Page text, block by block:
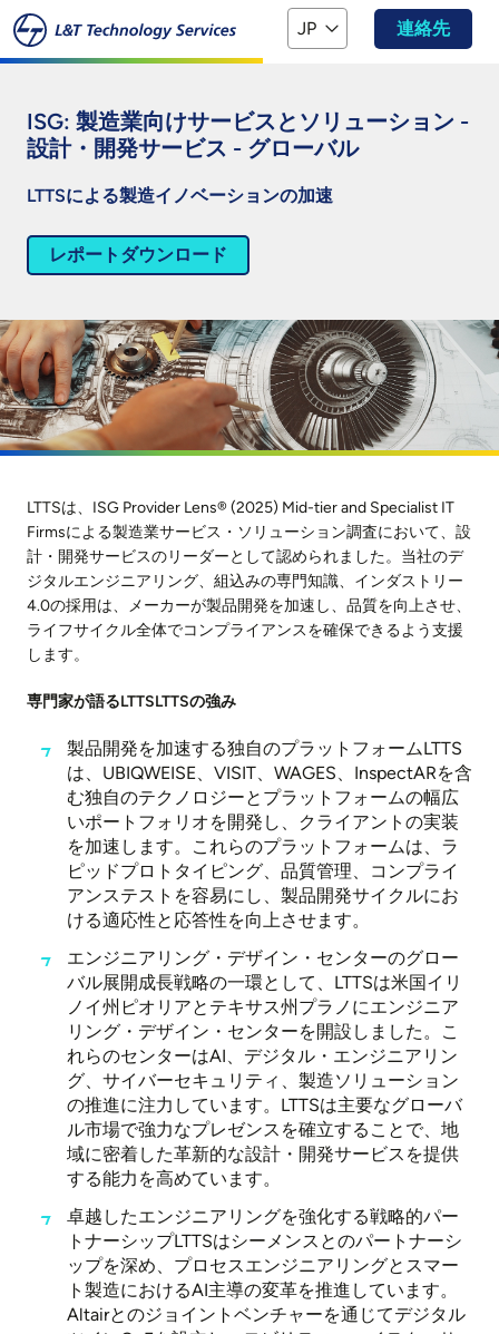
本文へスキップ
JP 連絡先
ISG: 製造業向けサービスとソリューション -
設計・開発サービス - グローバル
LTTSによる製造イノベーションの加速
レポートダウンロード
LTTSは、ISG Provider Lens® (2025) Mid-tier and Specialist IT
Firmsによる製造業サービス・ソリューション調査において、設
計・開発サービスのリーダーとして認められました。当社のデ
ジタルエンジニアリング、組込みの専門知識、インダストリー
4.0の採用は、メーカーが製品開発を加速し、品質を向上させ、
ライフサイクル全体でコンプライアンスを確保できるよう支援
します。
専門家が語るLTTSLTTSの強み
製品開発を加速する独自のプラットフォームLTTS
は、UBIQWEISE、VISIT、WAGES、InspectARを含
む独自のテクノロジーとプラットフォームの幅広
いポートフォリオを開発し、クライアントの実装
を加速します。これらのプラットフォームは、ラ
ピッドプロトタイピング、品質管理、コンプライ
アンステストを容易にし、製品開発サイクルにお
ける適応性と応答性を向上させます。
エンジニアリング・デザイン・センターのグロー
バル展開成長戦略の一環として、LTTSは米国イリ
ノイ州ピオリアとテキサス州プラノにエンジニア
リング・デザイン・センターを開設しました。こ
れらのセンターはAI、デジタル・エンジニアリン
グ、サイバーセキュリティ、製造ソリューション
の推進に注力しています。LTTSは主要なグローバ
ル市場で強力なプレゼンスを確立することで、地
域に密着した革新的な設計・開発サービスを提供
する能力を高めています。
卓越したエンジニアリングを強化する戦略的パー
トナーシップLTTSはシーメンスとのパートナーシ
ップを深め、プロセスエンジニアリングとスマー
ト製造におけるAI主導の変革を推進しています。
Altairとのジョイントベンチャーを通じてデジタル